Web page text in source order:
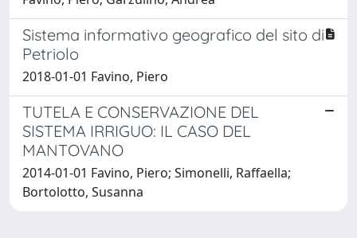
Sistema informativo geografico del sito di
Petriolo
2018-01-01 Favino, Piero
TUTELA E CONSERVAZIONE DEL
SISTEMA IRRIGUO: IL CASO DEL
MANTOVANO
2014-01-01 Favino, Piero; Simonelli, Raffaella;
Bortolotto, Susanna